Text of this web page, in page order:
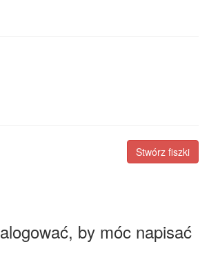
Stwórz fiszki
by móc napisać